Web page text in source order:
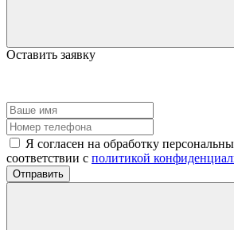
Оставить заявку
Я согласен на обработку
соответствии с политикой
Отправить